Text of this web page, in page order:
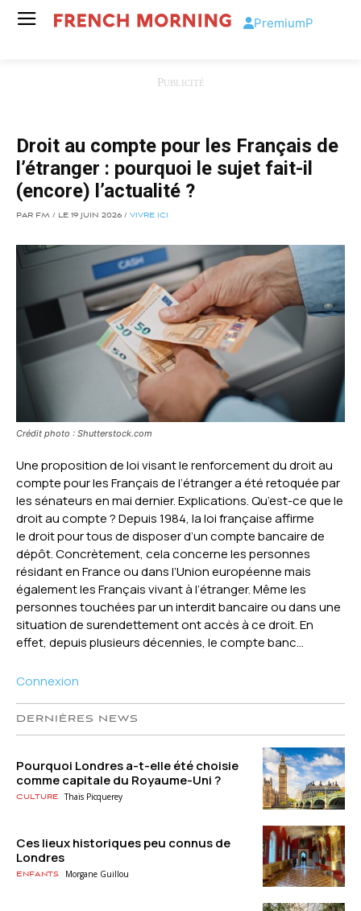
PremiumP
Droit au compte pour les Français de
l’étranger : pourquoi le sujet fait-il
(encore) l’actualité ?
PAR FM / LE 19 JUIN 2026 / VIVRE ICI
Crédit photo : Shutterstock.com
Une proposition de loi visant le renforcement du droit au
compte pour les Français de l’étranger a été retoquée par
les sénateurs en mai dernier. Explications. Qu’est-ce que le
droit au compte ? Depuis 1984, la loi française affirme
le droit pour tous de disposer d’un compte bancaire de
dépôt. Concrètement, cela concerne les personnes
résidant en France ou dans l’Union européenne mais
également les Français vivant à l’étranger. Même les
personnes touchées par un interdit bancaire ou dans une
situation de surendettement ont accès à ce droit. En
effet, depuis plusieurs décennies, le compte banc...
Connexion
DERNIÈRES NEWS
Pourquoi Londres a-t-elle été choisie
comme capitale du Royaume-Uni ?
Culture Thaïs Picquerey
Ces lieux historiques peu connus de
Londres
Enfants Morgane Guillou